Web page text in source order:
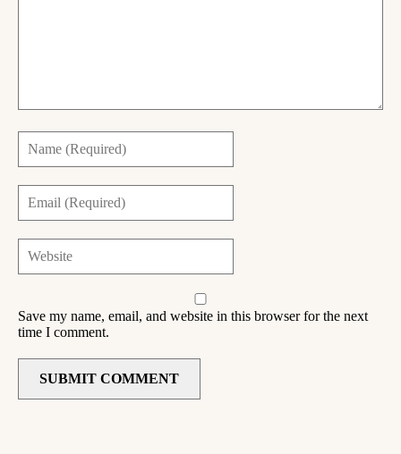
Save my name, email, and website in this browser for the next
time I comment.